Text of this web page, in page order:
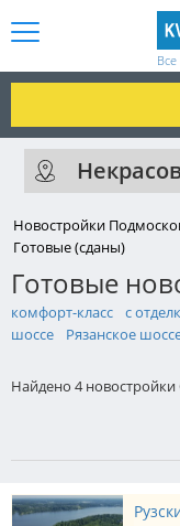
Новостройки
Готовые (сданы)
Готовые
комфорт-класс с
шоссе
Рязанское
Найдено 4 новостройки